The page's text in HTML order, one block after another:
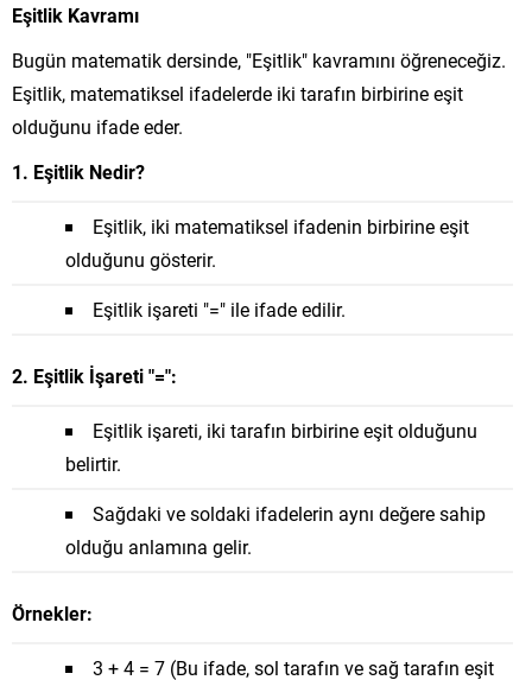
Eşitlik Kavramı
Bugün matematik dersinde, "Eşitlik" kavramını öğreneceğiz.
Eşitlik, matematiksel ifadelerde iki tarafın birbirine eşit
olduğunu ifade eder.
1. Eşitlik Nedir?
Eşitlik, iki matematiksel ifadenin birbirine eşit
olduğunu gösterir.
Eşitlik işareti "=" ile ifade edilir.
2. Eşitlik İşareti "=":
Eşitlik işareti, iki tarafın birbirine eşit olduğunu
belirtir.
Sağdaki ve soldaki ifadelerin aynı değere sahip
olduğu anlamına gelir.
Örnekler:
3 + 4 = 7 (Bu ifade, sol tarafın ve sağ tarafın eşit